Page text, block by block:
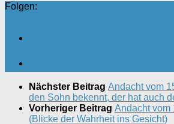
Folgen:
Nächster Beitrag Andacht vom
den Sohn bekennt, der hat auch
Vorheriger Beitrag Andacht vom
(Blicke der Wahrheit ins Gesicht)